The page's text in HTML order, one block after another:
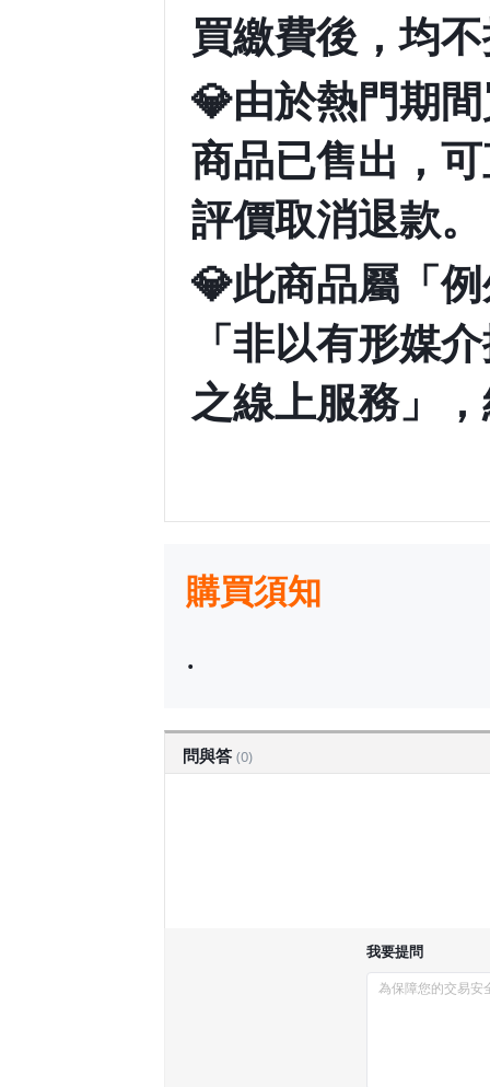
買繳費後，均
💎由於熱門期
商品已售出，
評價取消退款。
💎此商品屬「
「非以有形媒
之線上服務」
購買須知
.
問與答 (0)
我要提問